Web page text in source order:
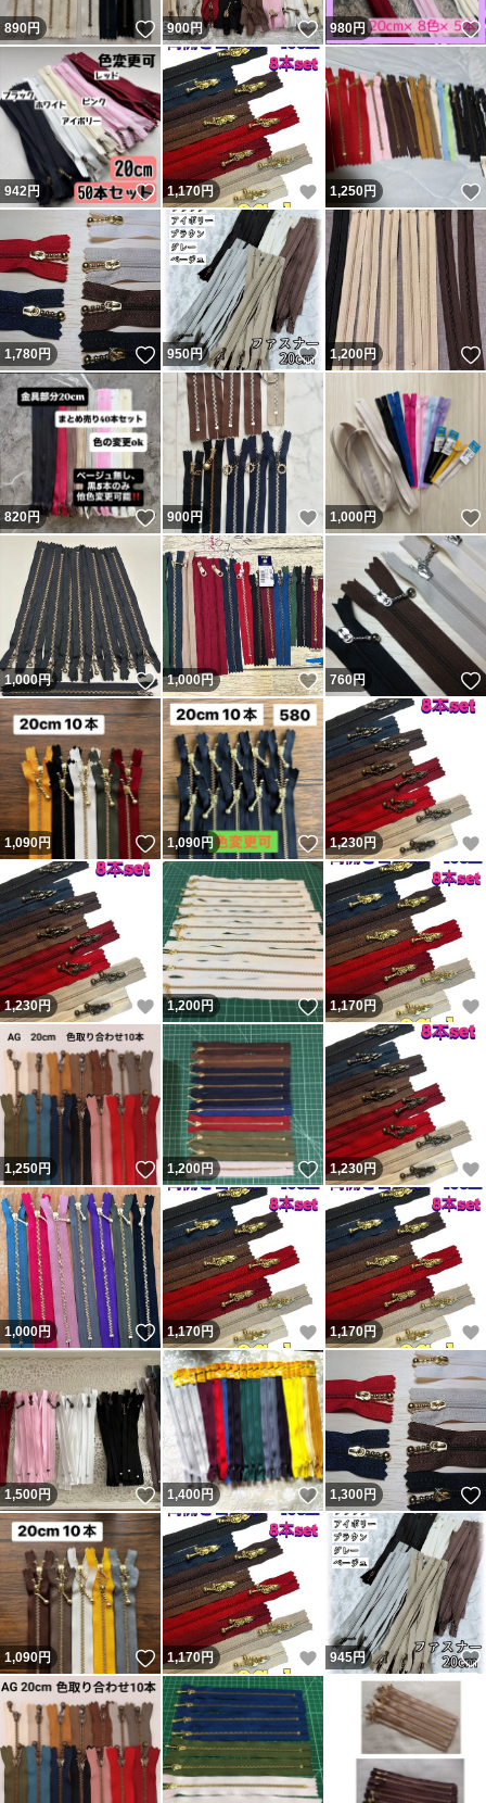
890円 いいね！
900円 いいね！
980円
942円 いいね！
1,170円 いいね！
1,250円
1,780円 いいね！
950円 いいね！
1,200円
820円 いいね！
900円 いいね！
1,000円
1,000円 いいね！
1,000円 いいね！
760円
1,090円 いいね！
1,090円 いいね！
1,230円
1,230円 いいね！
1,200円 いいね！
1,170円
1,250円 いいね！
1,200円 いいね！
1,230円
1,000円 いいね！
1,170円 いいね！
1,170円
1,500円 いいね！
1,400円 いいね！
1,300円
1,090円 いいね！
1,170円 いいね！
945円